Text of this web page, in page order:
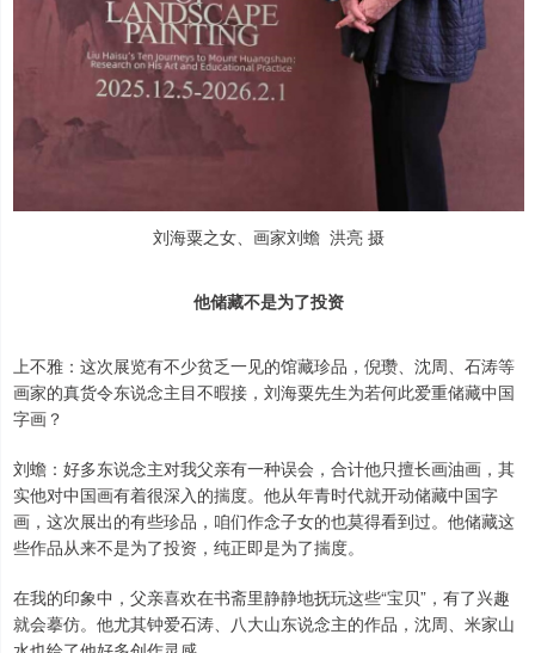
刘海粟之女、画家刘蟾 洪亮 摄
他储藏不是为了投资
上不雅：这次展览有不少贫乏一见的馆藏珍品，倪瓒、沈周、石涛等
画家的真货令东说念主目不暇接，刘海粟先生为若何此爱重储藏中国
字画？
刘蟾：好多东说念主对我父亲有一种误会，合计他只擅长画油画，其
实他对中国画有着很深入的揣度。他从年青时代就开动储藏中国字
画，这次展出的有些珍品，咱们作念子女的也莫得看到过。他储藏这
些作品从来不是为了投资，纯正即是为了揣度。
在我的印象中，父亲喜欢在书斋里静静地抚玩这些“宝贝”，有了兴趣
就会摹仿。他尤其钟爱石涛、八大山东说念主的作品，沈周、米家山